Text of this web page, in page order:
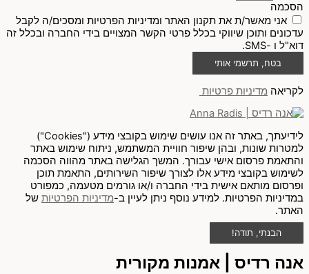
הסכמה
אני מאשר/ת את תקנון האתר ומדיניות הפרטיות ומסכים/ה לקבל
עדכונים ותוכן שיווקי בכלל פרטי הקשר המצויים בידי החברה ובכלל זה
דוא"ל ו -SMS.
בטח, תרשמי אותי
לקריאה מדיניות פרטיות
לידיעתך, באתר זה אנו עושים שימוש בקובצי מידע ("Cookies")
למטרות שונות, ובהן שיפור חוויית המשתמש, ניתוח שימוש באתר
והתאמת פרסום אישי עבורך. המשך הגלישה באתר מהווה הסכמה
לשימוש בקובצי מידע אלו לצורך שיפור השירותים, התאמת תוכן
ופרסום מותאם אישית בידי החברה ו/או גורמים מטעמה, כמפורט
במדיניות הפרטיות. למידע נוסף ניתן לעיין ב-מדיניות הפרטיות של
האתר.
הבנתי, תודה!
אנה רדיס | אמנות מקורית